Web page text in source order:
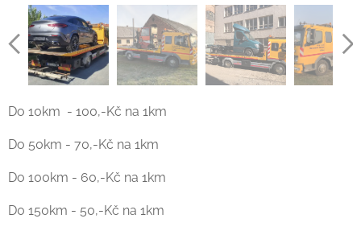
Do 10km - 100,-Kč na 1km
Do 50km - 70,-Kč na 1km
Do 100km - 60,-Kč na 1km
D0 150km - 50,-Kč na 1km